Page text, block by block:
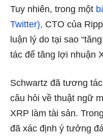
Tuy nhiên, trong một
Twitter), CTO của
luận lý do tại sao
tác để tăng lợi nhuận
Schwartz đã tương
câu hỏi về thuật ngữ
XRP làm tài sản.
đã xác định ý tưởng